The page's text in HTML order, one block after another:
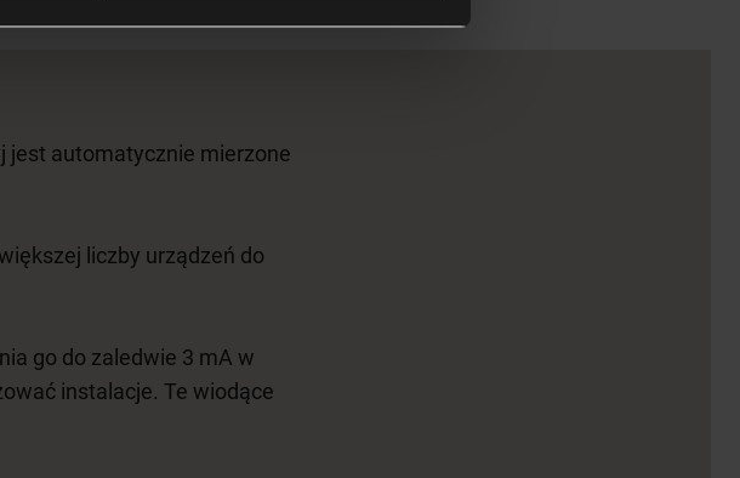
jest automatycznie mierzone
liczby urządzeń do
go do zaledwie 3 mA w
instalacje. Te wiodące